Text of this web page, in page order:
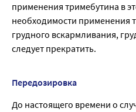
применения тримебутина в
необходимости применения
грудного вскармливания,
следует прекратить.
Передозировка
До настоящего времени о